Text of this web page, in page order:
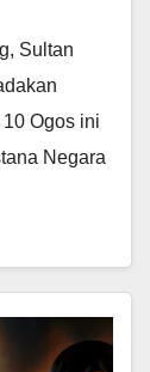
Sultan
Ogos ini
Negara